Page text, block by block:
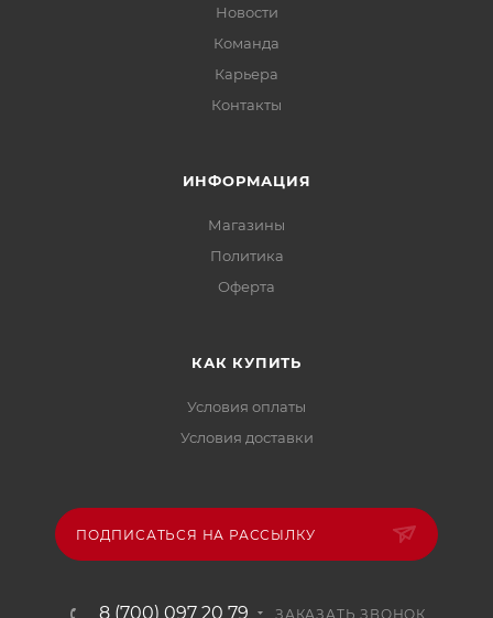
Новости
Команда
Карьера
Контакты
ИНФОРМАЦИЯ
Магазины
Политика
Офертa
КАК КУПИТЬ
Условия оплаты
Условия доставки
ПОДПИСАТЬСЯ НА РАССЫЛКУ
8 (700) 097 20 79 ЗАКАЗАТЬ ЗВОНОК